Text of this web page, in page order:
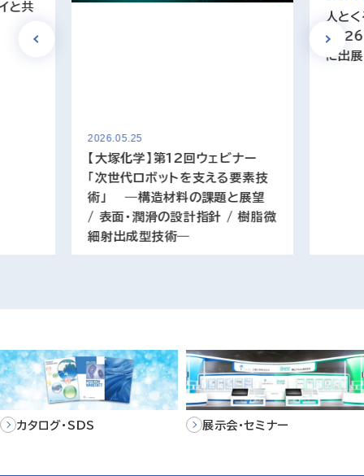
と共
2026.05.25
【大塚化学】第12回ウェビナー
「次世代ロボットを支える要素技
術」 ―構造材料の課題と展望
/ 表面・潤滑の設計指針 / 樹脂微
細射出成型技術―
人と
2026
に出
カタログ・SDS 展示会・セミナー